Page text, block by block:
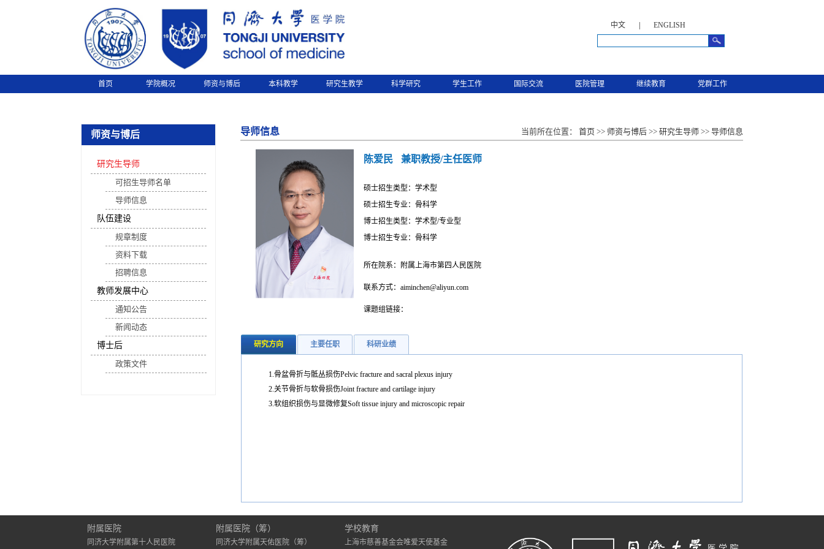
中文 ENGLISH
首页 学院概况 师资与博后 本科教学 研究生教学 科学研究 学生工作 国际交流 医院管理 继续教育 党群工作
师资与博后
研究生导师
可招生导师名单
导师信息
队伍建设
规章制度
资料下载
招聘信息
教师发展中心
通知公告
新闻动态
博士后
政策文件
导师信息 当前所在位置： 首页 >> 师资与博后 >> 研究生导师 >> 导师信息
陈爱民 兼职教授/主任医师
硕士招生类型：学术型
硕士招生专业：骨科学
博士招生类型：学术型/专业型
博士招生专业：骨科学
所在院系：附属上海市第四人民医院
联系方式：aiminchen@aliyun.com
课题组链接：
研究方向 主要任职 科研业绩
1.骨盆骨折与骶丛损伤Pelvic fracture and sacral plexus injury
2.关节骨折与软骨损伤Joint fracture and cartilage injury
3.软组织损伤与显微修复Soft tissue injury and microscopic repair
附属医院
同济大学附属第十人民医院
附属医院（筹）
同济大学附属天佑医院（筹）
学校教育
上海市慈善基金会唯爱天使基金